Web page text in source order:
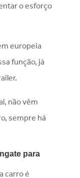
o esforço
europeia
função, já
não vêm
sempre há
para
carro é